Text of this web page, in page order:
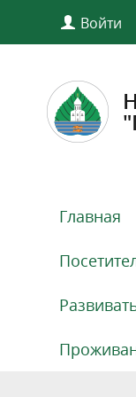
Войти
Главная